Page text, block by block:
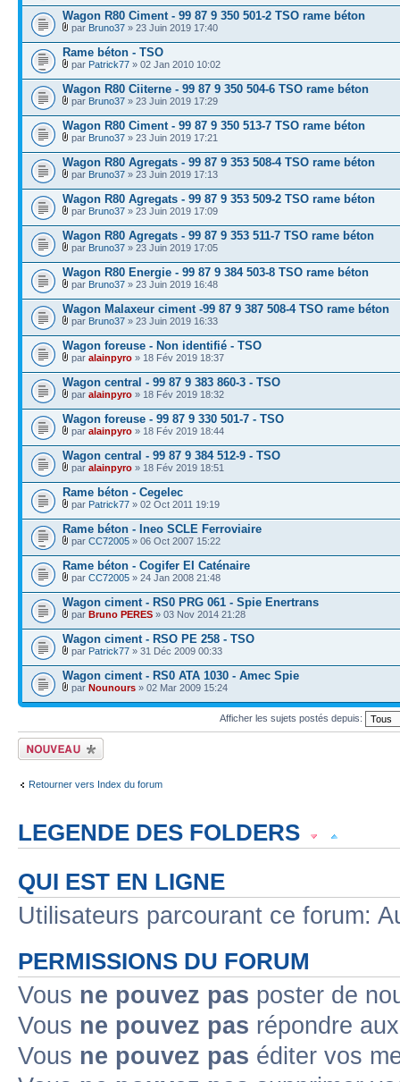
Wagon R80 Ciment - 99 87 9 350 501-2 TSO rame béton
par Bruno37 » 23 Juin 2019 17:40
Rame béton - TSO
par Patrick77 » 02 Jan 2010 10:02
Wagon R80 Ciiterne - 99 87 9 350 504-6 TSO rame béton
par Bruno37 » 23 Juin 2019 17:29
Wagon R80 Ciment - 99 87 9 350 513-7 TSO rame béton
par Bruno37 » 23 Juin 2019 17:21
Wagon R80 Agregats - 99 87 9 353 508-4 TSO rame béton
par Bruno37 » 23 Juin 2019 17:13
Wagon R80 Agregats - 99 87 9 353 509-2 TSO rame béton
par Bruno37 » 23 Juin 2019 17:09
Wagon R80 Agregats - 99 87 9 353 511-7 TSO rame béton
par Bruno37 » 23 Juin 2019 17:05
Wagon R80 Energie - 99 87 9 384 503-8 TSO rame béton
par Bruno37 » 23 Juin 2019 16:48
Wagon Malaxeur ciment -99 87 9 387 508-4 TSO rame béton
par Bruno37 » 23 Juin 2019 16:33
Wagon foreuse - Non identifié - TSO
par alainpyro » 18 Fév 2019 18:37
Wagon central - 99 87 9 383 860-3 - TSO
par alainpyro » 18 Fév 2019 18:32
Wagon foreuse - 99 87 9 330 501-7 - TSO
par alainpyro » 18 Fév 2019 18:44
Wagon central - 99 87 9 384 512-9 - TSO
par alainpyro » 18 Fév 2019 18:51
Rame béton - Cegelec
par Patrick77 » 02 Oct 2011 19:19
Rame béton - Ineo SCLE Ferroviaire
par CC72005 » 06 Oct 2007 15:22
Rame béton - Cogifer EI Caténaire
par CC72005 » 24 Jan 2008 21:48
Wagon ciment - RS0 PRG 061 - Spie Enertrans
par Bruno PERES » 03 Nov 2014 21:28
Wagon ciment - RSO PE 258 - TSO
par Patrick77 » 31 Déc 2009 00:33
Wagon ciment - RS0 ATA 1030 - Amec Spie
par Nounours » 02 Mar 2009 15:24
Afficher les sujets postés depuis:
Écrire un nouveau
sujet
Retourner vers Index du forum
LEGENDE DES FOLDERS
Sujet populaire lu Sujet lu fermé Sujet lu fermé dans lequel j'ai posté
Sujet populaire non lu Sujet non lu fermé Sujet non lu fermé dans
Topic déplacé
Annonce lue Annonce lue fermée Annonce lue fermée dans laquelle
QUI EST EN LIGNE
Utilisateurs parcourant ce forum:
PERMISSIONS DU FORUM
Vous ne pouvez pas poster de
Vous ne pouvez pas répondre
Vous ne pouvez pas éditer vos